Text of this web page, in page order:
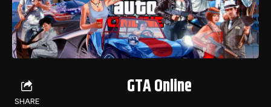
SHARE
GTA Online